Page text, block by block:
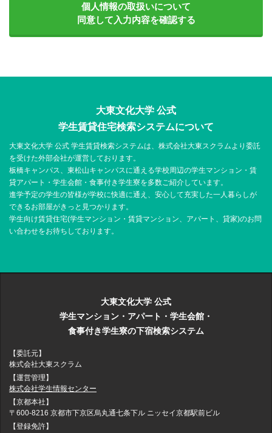
個人情報の取扱いについて
同意して入力内容を確認する
大東文化大学 公式
学生賃貸住宅検索システムについて
大東文化大学 公式 学生賃貸検索システムは、株式会社大東スクラムより委託
を受けた外部会社が運営しております。
板橋キャンパス、東松山キャンパスに通える学校周辺の学生マンション・賃
貸アパート・学生会館・食事付き学生寮を多数ご紹介しています。
進学予定の学生の皆様が学校に快適に通え、安心して充実した一人暮らしが
できるお部屋がきっと見つかります。
学生向け賃貸住宅(学生マンション・賃貸マンション、アパート、貸家)のお問
い合わせをお待ちしております。
大東文化大学 公式
学生マンション・アパート・学生会館・
食事付き学生寮の下宿検索システム
【委託元】
株式会社大東スクラム
【運営管理】
株式会社学生情報センター
【京都本社】
〒600-8216 京都市下京区烏丸通七条下ル ニッセイ京都駅前ビル
【登録免許】